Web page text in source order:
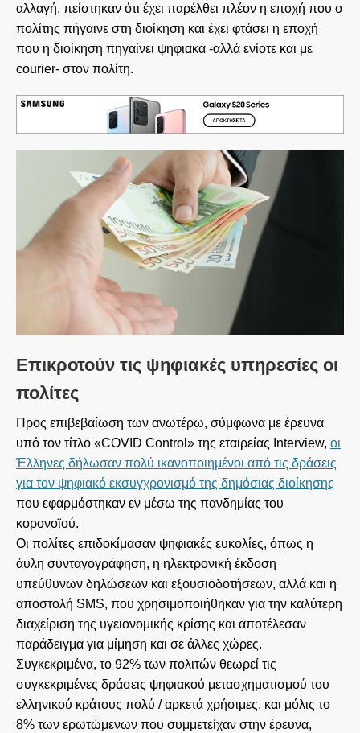
αλλαγή, πείστηκαν ότι έχει παρέλθει πλέον η εποχή που ο
πολίτης πήγαινε στη διοίκηση και έχει φτάσει η εποχή
που η διοίκηση πηγαίνει ψηφιακά -αλλά ενίοτε και με
courier- στον πολίτη.
Επικροτούν τις ψηφιακές υπηρεσίες οι
πολίτες
Προς επιβεβαίωση των ανωτέρω, σύμφωνα με έρευνα
υπό τον τίτλο «COVID Control» της εταιρείας Interview, οι
Έλληνες δήλωσαν πολύ ικανοποιημένοι από τις δράσεις
για τον ψηφιακό εκσυγχρονισμό της δημόσιας διοίκησης
που εφαρμόστηκαν εν μέσω της πανδημίας του
κορονοϊού.
Οι πολίτες επιδοκίμασαν ψηφιακές ευκολίες, όπως η
άυλη συνταγογράφηση, η ηλεκτρονική έκδοση
υπεύθυνων δηλώσεων και εξουσιοδοτήσεων, αλλά και η
αποστολή SMS, που χρησιμοποιήθηκαν για την καλύτερη
διαχείριση της υγειονομικής κρίσης και αποτέλεσαν
παράδειγμα για μίμηση και σε άλλες χώρες.
Συγκεκριμένα, το 92% των πολιτών θεωρεί τις
συγκεκριμένες δράσεις ψηφιακού μετασχηματισμού του
ελληνικού κράτους πολύ / αρκετά χρήσιμες, και μόλις το
8% των ερωτώμενων που συμμετείχαν στην έρευνα,